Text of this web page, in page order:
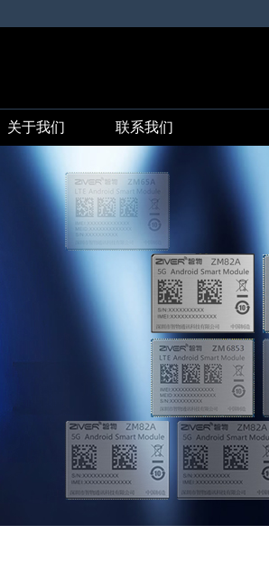
关于我们 联系我们